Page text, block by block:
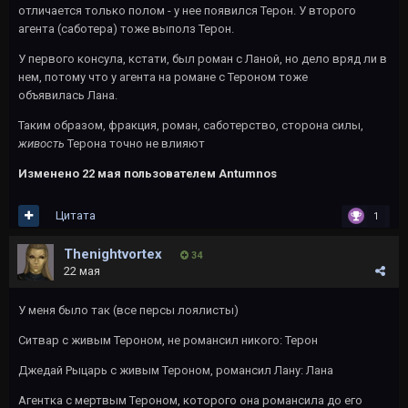
отличается только полом - у нее появился Терон. У второго
агента (саботера) тоже выполз Терон.
У первого консула, кстати, был роман с Ланой, но дело вряд ли в
нем, потому что у агента на романе с Тероном тоже
объявилась Лана.
Таким образом, фракция, роман, саботерство, сторона силы,
живость Терона точно не влияют
Изменено 22 мая пользователем Antumnos
1
Цитата
Thenightvortex 34
22 мая
У меня было так (все персы лоялисты)
Ситвар с живым Тероном, не романсил никого: Терон
Джедай Рыцарь с живым Тероном, романсил Лану: Лана
Агентка с мертвым Тероном, которого она романсила до его